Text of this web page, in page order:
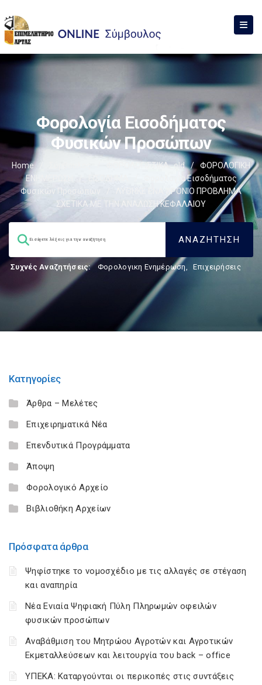
Φορολογία Εισοδήματος
Φυσικών Προσώπων
Home ΦΟΡΟΛΟΓΙΣΤΙΚΑ_old /
ΦΟΡΟΛΟΓΙΚΗ
ΕΝΗΜΕΡΩΣΗ
Φορολογία Εισοδήματος
Φυσικών Προσώπων
ΛΥΘΗΚΕ ΕΝΑ ΧΡΟΝΙΟ ΠΡΟΒΛΗΜΑ
ΣΧΕΤΙΚΑ ΜΕ ΤΗΝ ΑΝΑΛΩΣΗ ΚΕΦΑΛΑΙΟΥ
Συχνές Αναζητήσεις: Φορολογικη Ενημέρωση, Επιχειρήσεις
Κατηγορίες
Άρθρα – Μελέτες
Επιχειρηματικά Νέα
Επενδυτικά Προγράμματα
Άποψη
Φορολογικό Αρχείο
Βιβλιοθήκη Αρχείων
Πρόσφατα άρθρα
Ψηφίστηκε το νομοσχέδιο με τις αλλαγές σε στέγαση
και αναπηρία
Νέα Ενιαία Ψηφιακή Πύλη Πληρωμών οφειλών
φυσικών προσώπων
Αναβάθμιση του Μητρώου Αγροτών και Αγροτικών
Εκμεταλλεύσεων και λειτουργία του back – office
ΥΠΕΚΑ: Καταργούνται οι περικοπές στις συντάξεις